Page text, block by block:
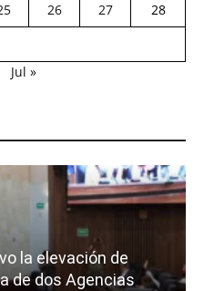
26 27
28
Jul »
la elevación de
de dos Agencias